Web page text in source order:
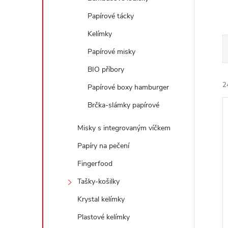
Papírové tácky
Kelímky
Papírové misky
BIO příbory
Papírové boxy hamburger
Brčka-slámky papírové
Misky s integrovaným víčkem
Papíry na pečení
Fingerfood
Tašky-košilky
Krystal kelímky
Plastové kelímky